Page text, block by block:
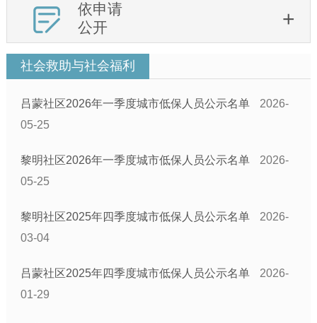
依申请
公开
社会救助与社会福利
吕蒙社区2026年一季度城市低保人员公示名单
2026-
05-25
黎明社区2026年一季度城市低保人员公示名单
2026-
05-25
黎明社区2025年四季度城市低保人员公示名单
2026-
03-04
吕蒙社区2025年四季度城市低保人员公示名单
2026-
01-29